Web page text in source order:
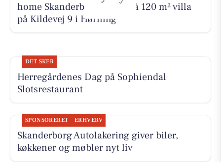
home Skanderborg byder på 120 m² villa
på Kildevej 9 i Hørning
DET SKER
Herregårdenes Dag på Sophiendal
Slotsrestaurant
SPONSORERET ERHVERV
Skanderborg Autolakering giver biler,
køkkener og møbler nyt liv